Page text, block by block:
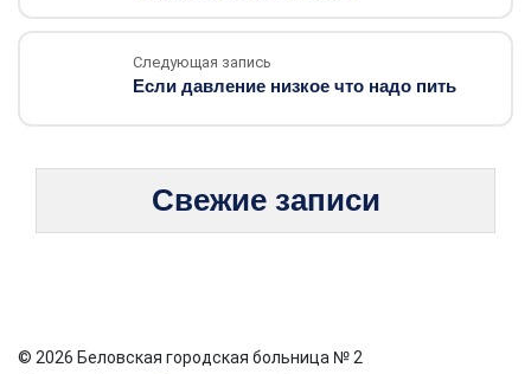
Следующая запись
Если давление низкое что надо пить
Свежие записи
© 2026 Беловская городская больница № 2